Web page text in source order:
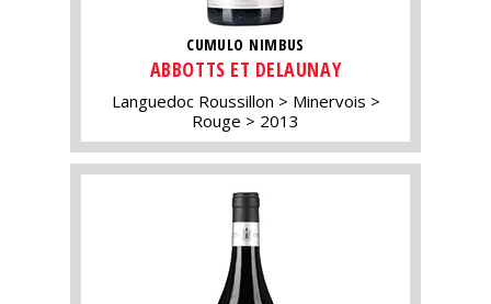
CUMULO NIMBUS
ABBOTTS ET DELAUNAY
Languedoc Roussillon
Minervois
Rouge
2013